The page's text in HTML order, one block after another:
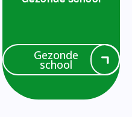
Gezonde
school